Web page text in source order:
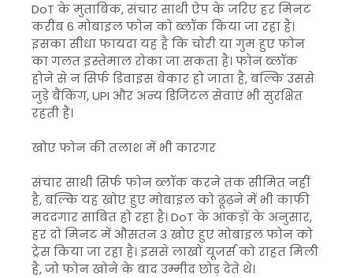
DoT के मुताबिक, संचार साथी ऐप के जरिए हर मिनट
करीब 6 मोबाइल फोन को ब्लॉक किया जा रहा है।
इसका सीधा फायदा यह है कि चोरी या गुम हुए फोन
का गलत इस्तेमाल रोका जा सकता है। फोन ब्लॉक
होने से न सिर्फ डिवाइस बेकार हो जाता है, बल्कि उससे
जुड़े बैंकिंग, UPI और अन्य डिजिटल सेवाएं भी सुरक्षित
रहती हैं।
खोए फोन की तलाश में भी कारगर
संचार साथी सिर्फ फोन ब्लॉक करने तक सीमित नहीं
है, बल्कि यह खोए हुए मोबाइल को ढूंढ़ने में भी काफी
मददगार साबित हो रहा है। DoT के आंकड़ों के अनुसार,
हर दो मिनट में औसतन 3 खोए हुए मोबाइल फोन को
ट्रेस किया जा रहा है। इससे लाखों यूजर्स को राहत मिली
है, जो फोन खोने के बाद उम्मीद छोड़ देते थे।